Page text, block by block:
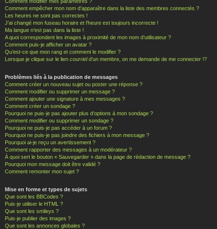
Comment empêcher mon nom d’apparaître dans la liste des membres connectés ?
Les heures ne sont pas correctes !
J’ai changé mon fuseau horaire et l’heure est toujours incorrecte !
Ma langue n’est pas dans la liste !
A quoi correspondent les images à proximité de mon nom d’utilisateur ?
Comment puis-je afficher un avatar ?
Qu’est-ce que mon rang et comment le modifier ?
Lorsque je clique sur le lien courrield’un membre, on me demande de me connecter !?
Problèmes liés à la publication de messages
Comment créer un nouveau sujet ou poster une réponse ?
Comment modifier ou supprimer un message ?
Comment ajouter une signature à mes messages ?
Comment créer un sondage ?
Pourquoi ne puis-je pas ajouter plus d’options à mon sondage ?
Comment modifier ou supprimer un sondage ?
Pourquoi ne puis-je pas accéder à un forum ?
Pourquoi ne puis-je pas joindre des fichiers à mon message ?
Pourquoi ai-je reçu un avertissement ?
Comment rapporter des messages à un modérateur ?
À quoi sert le bouton « Sauvegarder » dans la page de rédaction de message ?
Pourquoi mon message doit être validé ?
Comment remonter mon sujet ?
Mise en forme et types de sujets
Que sont les BBCodes ?
Puis-je utiliser le HTML ?
Que sont les smileys ?
Puis-je publier des images ?
Que sont les annonces globales ?